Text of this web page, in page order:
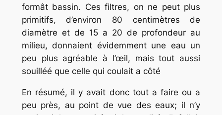
formât bassin. Ces filtres, on ne peut plus
primitifs, d’environ 80 centimètres de
diamètre et de 15 a 20 de profondeur au
milieu, donnaient évidemment une eau un
peu plus agréable à l’œil, mais tout aussi
souilléé que celle qui coulait a côté
En résumé, il y avait donc tout a faire ou a
peu près, au point de vue des eaux; il n’y